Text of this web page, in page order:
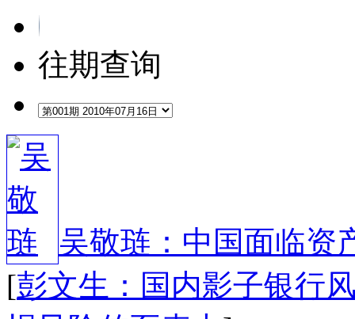
往期查询
吴敬琏：中国面临资
[彭文生：国内影子银行